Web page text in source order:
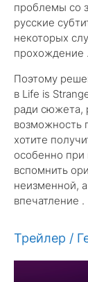
проблемы со
русские
некоторых
прохождение .
Поэтому
в Life is
ради сюжета,
возможность
хотите
особенно
вспомнить
неизменной,
впечатление .
Трейлер /